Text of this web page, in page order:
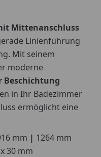
Mittenanschluss
Linienführung
Mit seinem
moderne
Beschichtung
in Ihr Badezimmer
ermöglicht eine
mm | 1264 mm
30 mm